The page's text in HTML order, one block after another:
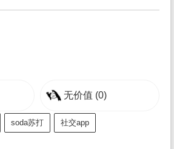
无价值 (0)
soda苏打 社交app